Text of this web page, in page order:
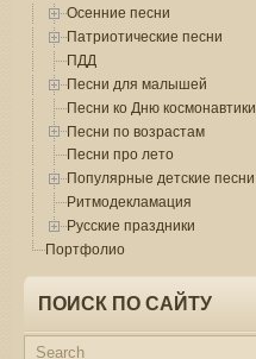
Осенние песни
Патриотические песни
ПДД
Песни для малышей
Песни ко Дню космонавтики
Песни по возрастам
Песни про лето
Популярные детские песни
Ритмодекламация
Русские праздники
Портфолио
ПОИСК ПО САЙТУ